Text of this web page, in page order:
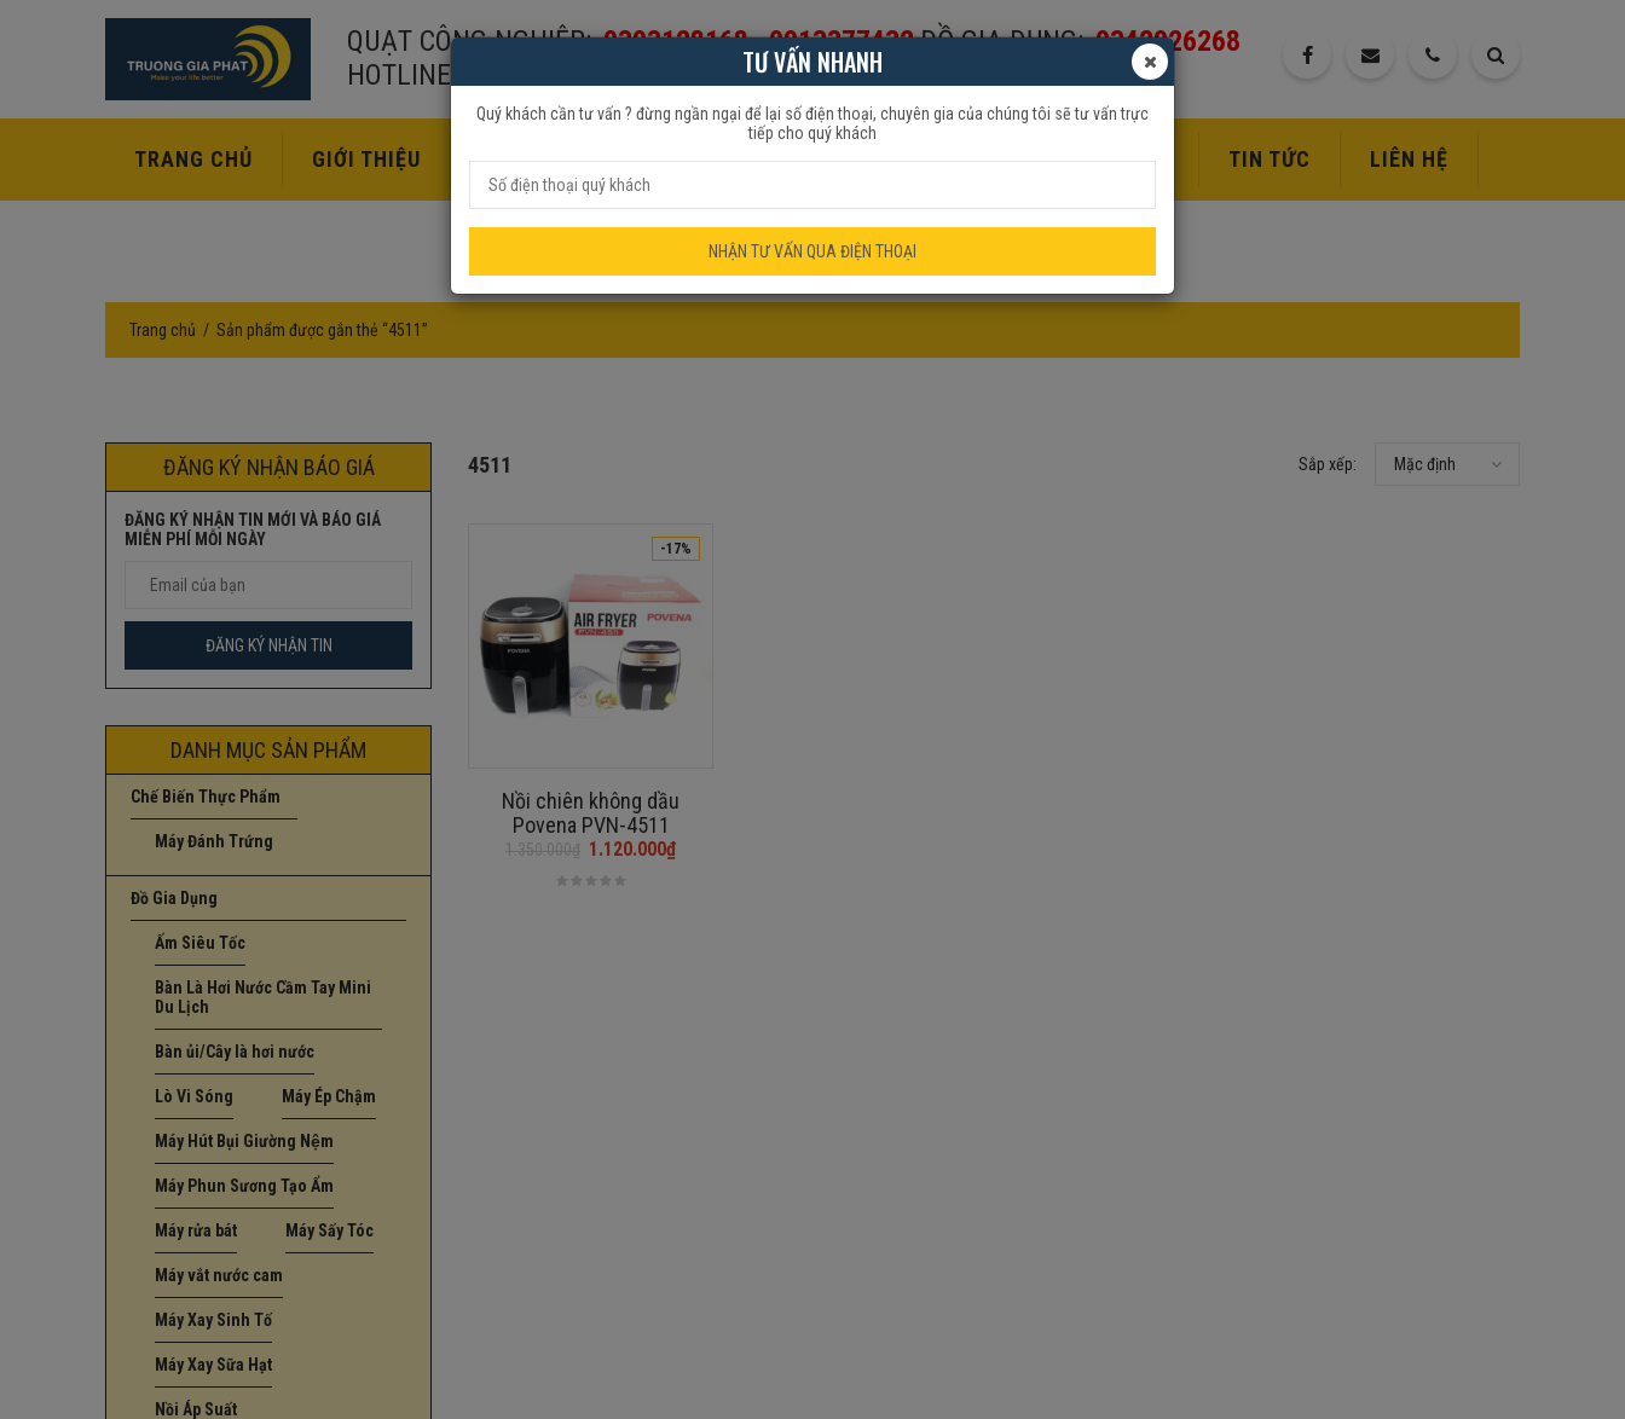
QUẠT CÔNG NGHIỆP: 0393128168-0913377432ĐỒ GIA DỤNG: 0342926268
HOTLINE:
TRANG CHỦ GIỚI THIỆU SẢN PHẨM QUẠT ĐỒ GIA DỤNG KHUYẾN MÃI DỊCH VỤ TIN TỨC LIÊN HỆ
Trang chủ Sản phẩm được gắn thẻ “4511”
ĐĂNG KÝ NHẬN BÁO GIÁ
ĐĂNG KÝ NHẬN TIN MỚI VÀ BÁO GIÁ
MIỄN PHÍ MỖI NGÀY
DANH MỤC SẢN PHẨM
Chế Biến Thực Phẩm
Máy Đánh Trứng
Đồ Gia Dụng
Ấm Siêu Tốc
Bàn Là Hơi Nước Cầm Tay Mini
Du Lịch
Bàn ủi/Cây là hơi nước
Lò Vi Sóng Máy Ép Chậm
Máy Hút Bụi Giường Nệm
Máy Phun Sương Tạo Ẩm
Máy rửa bát Máy Sấy Tóc
Máy vắt nước cam
Máy Xay Sinh Tố
Máy Xay Sữa Hạt
Nồi Áp Suất
4511 Sắp xếp: Mặc định
-17%
Nồi chiên không dầu
Povena PVN-4511
1.350.000₫ 1.120.000₫
TƯ VẤN NHANH
Quý khách cần tư vấn ? đừng ngần ngại để lại số điện thoại, chuyên gia của chúng tôi sẽ tư vấn trực
tiếp cho quý khách
NHẬN TƯ VẤN QUA ĐIỆN THOẠI